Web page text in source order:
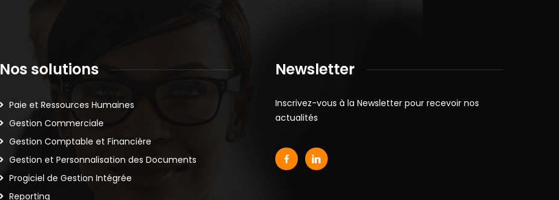
Nos solutions
Paie et Ressources Humaines
Gestion Commerciale
Gestion Comptable et Financière
Gestion et Personnalisation des Documents
Progiciel de Gestion Intégrée
Reporting
Newsletter
Inscrivez-vous à la Newsletter pour recevoir nos
actualités